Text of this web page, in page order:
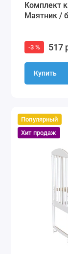
Комплект
Маятник /
-3 % 517
Купить
Популярный
Хит продаж